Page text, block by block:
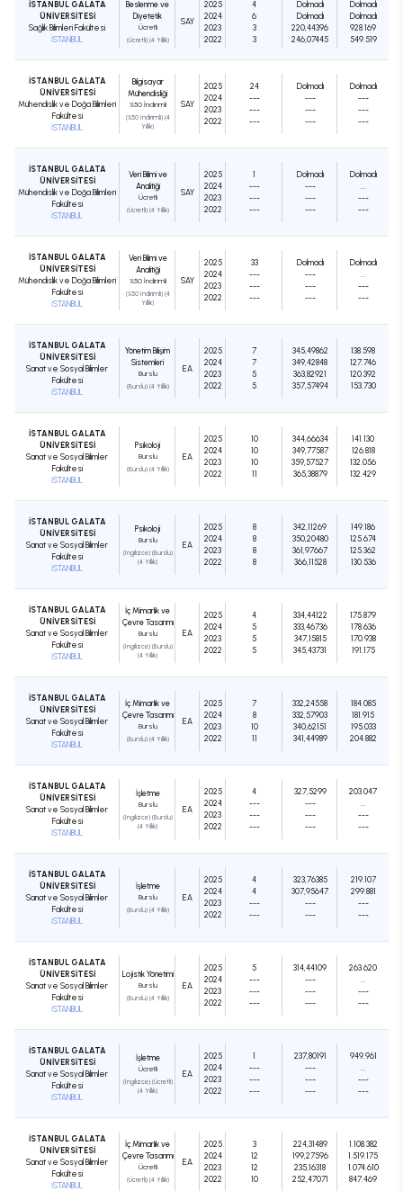
İSTANBUL GALATA
ÜNİVERSİTESİ
Sağlık Bilimleri Fakültesi
İSTANBUL
Beslenme ve
Diyetetik
Ücretli
(Ücretli) (4 Yıllık)
SAY
2025
2024
2023
2022
4
6
3
3
Dolmadı
Dolmadı
220,44396
246,07445
Dolmadı
Dolmadı
928.169
549.519
İSTANBUL GALATA
ÜNİVERSİTESİ
Mühendislik ve Doğa Bilimleri
Fakültesi
İSTANBUL
Bilgisayar
Mühendisliği
%50 İndirimli
(%50 İndirimli) (4
Yıllık)
SAY
2025
2024
2023
2022
24
---
---
---
Dolmadı
---
---
---
Dolmadı
---
---
---
İSTANBUL GALATA
ÜNİVERSİTESİ
Mühendislik ve Doğa Bilimleri
Fakültesi
İSTANBUL
Veri Bilimi ve
Analitiği
Ücretli
(Ücretli) (4 Yıllık)
SAY
2025
2024
2023
2022
1
---
---
---
Dolmadı
---
---
---
Dolmadı
---
---
İSTANBUL GALATA
ÜNİVERSİTESİ
Mühendislik ve Doğa Bilimleri
Fakültesi
İSTANBUL
Veri Bilimi ve
Analitiği
%50 İndirimli
(%50 İndirimli) (4
Yıllık)
SAY
2025
2024
2023
2022
33
---
---
---
Dolmadı
---
---
---
Dolmadı
---
---
İSTANBUL GALATA
ÜNİVERSİTESİ
Sanat ve Sosyal Bilimler
Fakültesi
İSTANBUL
Yönetim Bilişim
Sistemleri
Burslu
(Burslu) (4 Yıllık)
EA
2025
2024
2023
2022
7
7
5
5
345,49862
349,42848
363,82921
357,57494
138.598
127.746
120.392
153.730
İSTANBUL GALATA
ÜNİVERSİTESİ
Sanat ve Sosyal Bilimler
Fakültesi
İSTANBUL
Psikoloji
Burslu
(Burslu) (4 Yıllık)
EA
2025
2024
2023
2022
10
10
10
11
344,66634
349,77587
359,57527
365,38879
141.130
126.818
132.056
132.429
İSTANBUL GALATA
ÜNİVERSİTESİ
Sanat ve Sosyal Bilimler
Fakültesi
İSTANBUL
Psikoloji
Burslu
(İngilizce) (Burslu)
(4 Yıllık)
EA
2025
2024
2023
2022
8
8
8
8
342,11269
350,20480
361,97667
366,11528
149.186
125.674
125.362
130.536
İSTANBUL GALATA
ÜNİVERSİTESİ
Sanat ve Sosyal Bilimler
Fakültesi
İSTANBUL
İç Mimarlık ve
Çevre Tasarımı
Burslu
(İngilizce) (Burslu)
(4 Yıllık)
EA
2025
2024
2023
2022
4
5
5
5
334,44122
333,46736
347,15815
345,43731
175.879
178.636
170.938
191.175
İSTANBUL GALATA
ÜNİVERSİTESİ
Sanat ve Sosyal Bilimler
Fakültesi
İSTANBUL
İç Mimarlık ve
Çevre Tasarımı
Burslu
(Burslu) (4 Yıllık)
EA
2025
2024
2023
2022
7
8
10
11
332,24558
332,57903
340,62151
341,44989
184.085
181.915
195.033
204.882
İSTANBUL GALATA
ÜNİVERSİTESİ
Sanat ve Sosyal Bilimler
Fakültesi
İSTANBUL
İşletme
Burslu
(İngilizce) (Burslu)
(4 Yıllık)
EA
2025
2024
2023
2022
4
---
---
---
327,5299
---
---
---
203.047
---
---
İSTANBUL GALATA
ÜNİVERSİTESİ
Sanat ve Sosyal Bilimler
Fakültesi
İSTANBUL
İşletme
Burslu
(Burslu) (4 Yıllık)
EA
2025
2024
2023
2022
4
4
---
---
323,76385
307,95647
---
---
219.107
299.881
---
---
İSTANBUL GALATA
ÜNİVERSİTESİ
Sanat ve Sosyal Bilimler
Fakültesi
İSTANBUL
Lojistik Yönetimi
Burslu
(Burslu) (4 Yıllık)
EA
2025
2024
2023
2022
5
---
---
---
314,44109
---
---
---
263.620
---
---
İSTANBUL GALATA
ÜNİVERSİTESİ
Sanat ve Sosyal Bilimler
Fakültesi
İSTANBUL
İşletme
Ücretli
(İngilizce) (Ücretli)
(4 Yıllık)
EA
2025
2024
2023
2022
1
---
---
---
237,80191
---
---
---
949.961
---
---
İSTANBUL GALATA
ÜNİVERSİTESİ
Sanat ve Sosyal Bilimler
Fakültesi
İSTANBUL
İç Mimarlık ve
Çevre Tasarımı
Ücretli
(Ücretli) (4 Yıllık)
EA
2025
2024
2023
2022
3
12
12
10
224,31489
199,27596
235,16318
252,47071
1.108.382
1.519.175
1.074.610
847.469